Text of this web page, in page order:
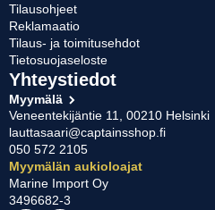
Tilausohjeet
Reklamaatio
Tilaus- ja toimitusehdot
Tietosuojaseloste
Yhteystiedot
Myymälä
Veneentekijäntie 11, 00210 Helsinki
lauttasaari@captainsshop.fi
050 572 2105
Myymälän aukioloajat
Marine Import Oy
3496682-3